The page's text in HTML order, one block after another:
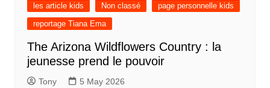
les article kids Non classé
page personnelle kids
reportage Tiana Ema
The Arizona Wildflowers Country : la
jeunesse prend le pouvoir
Tony 5 May 2026